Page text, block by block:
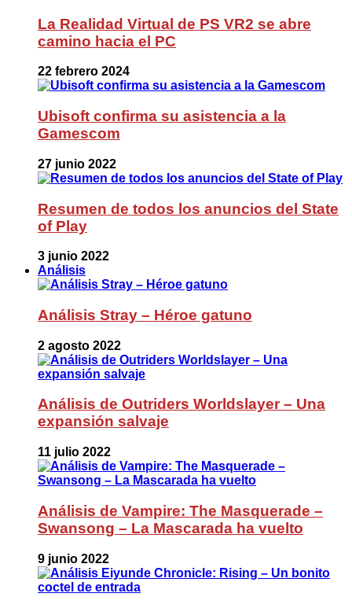
La Realidad Virtual de PS VR2 se abre
camino hacia el PC
22 febrero 2024
Ubisoft confirma su asistencia a la
Gamescom
27 junio 2022
Resumen de todos los anuncios del State
of Play
3 junio 2022
Análisis
Análisis Stray – Héroe gatuno
2 agosto 2022
Análisis de Outriders Worldslayer – Una
expansión salvaje
11 julio 2022
Análisis de Vampire: The Masquerade –
Swansong – La Mascarada ha vuelto
9 junio 2022